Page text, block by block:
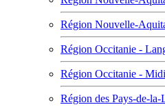
Région Nouvelle-
Région Occitanie -
Région Occitanie -
Région des Pays-de-la-